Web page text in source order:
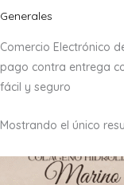
Generales
Comercio Electrónico
pago contra entrega
fácil y seguro
Mostrando el único